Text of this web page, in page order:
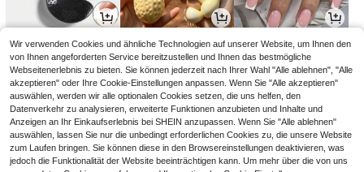
3,38€ 3,08€ 3,73€
Wir verwenden Cookies und ähnliche Technologien auf unserer Website, um Ihnen den
von Ihnen angeforderten Service bereitzustellen und Ihnen das bestmögliche
Webseitenerlebnis zu bieten. Sie können jederzeit nach Ihrer Wahl "Alle ablehnen", "Alle
akzeptieren" oder Ihre Cookie-Einstellungen anpassen. Wenn Sie "Alle akzeptieren"
auswählen, werden wir alle optionalen Cookies setzen, die uns helfen, den
Datenverkehr zu analysieren, erweiterte Funktionen anzubieten und Inhalte und
Anzeigen an Ihr Einkaufserlebnis bei SHEIN anzupassen. Wenn Sie "Alle ablehnen"
auswählen, lassen Sie nur die unbedingt erforderlichen Cookies zu, die unsere Website
zum Laufen bringen. Sie können diese in den Browsereinstellungen deaktivieren, was
jedoch die Funktionalität der Website beeinträchtigen kann. Um mehr über die von uns